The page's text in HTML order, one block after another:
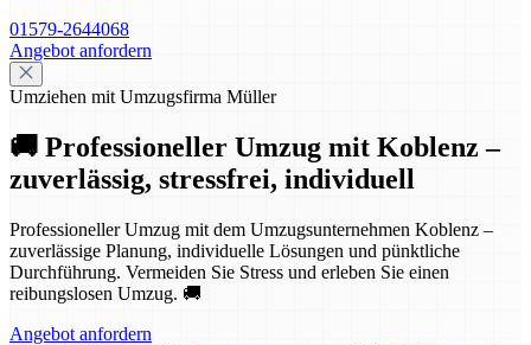
01579-2644068
Angebot anfordern
Umziehen mit Umzugsfirma Müller
🚚 Professioneller Umzug mit Koblenz –
zuverlässig, stressfrei, individuell
Professioneller Umzug mit dem Umzugsunternehmen Koblenz –
zuverlässige Planung, individuelle Lösungen und pünktliche
Durchführung. Vermeiden Sie Stress und erleben Sie einen
reibungslosen Umzug. 🚚
Angebot anfordern